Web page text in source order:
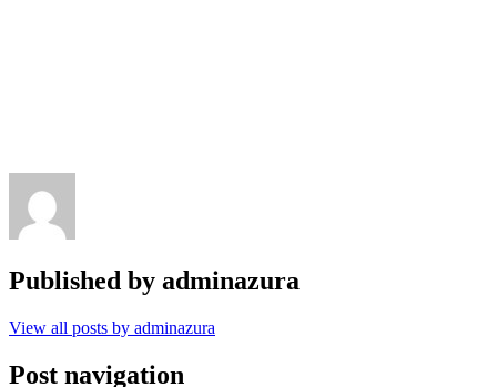
Published by adminazura
View all posts by adminazura
Post navigation